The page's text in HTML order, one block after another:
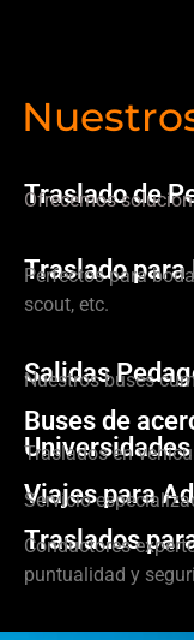
Traslado de
Ofrecemos
Traslado para
Perfectos para
scout, etc.
Salidas
Nuestros buses
Buses de
Universidades
Traslados en
Viajes para
Servicio
Traslados
Conductores
puntualidad y